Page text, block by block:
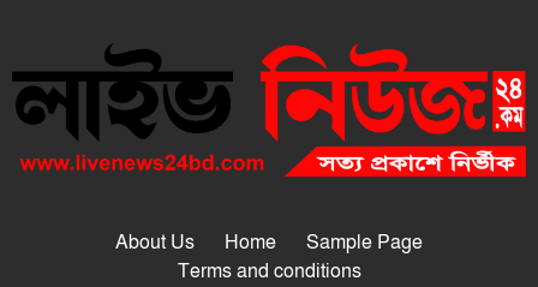
About Us Home
Sample Page
Terms and conditions